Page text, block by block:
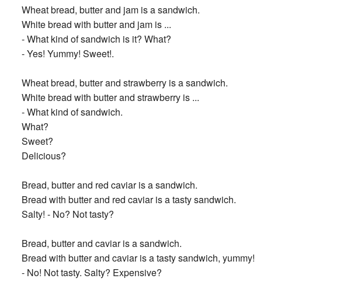
Wheat bread, butter and jam is a sandwich.
White bread with butter and jam is ...
- What kind of sandwich is it? What?
- Yes! Yummy! Sweet!.
Wheat bread, butter and strawberry is a sandwich.
White bread with butter and strawberry is ...
- What kind of sandwich.
What?
Sweet?
Delicious?
Bread, butter and red caviar is a sandwich.
Bread with butter and red caviar is a tasty sandwich.
Salty! - No? Not tasty?
Bread, butter and caviar is a sandwich.
Bread with butter and caviar is a tasty sandwich, yummy!
- No! Not tasty. Salty? Expensive?